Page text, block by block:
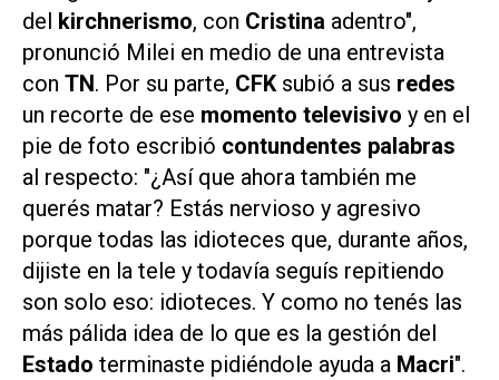
del kirchnerismo, con Cristina adentro",
pronunció Milei en medio de una entrevista
con TN. Por su parte, CFK subió a sus redes
un recorte de ese momento televisivo y en el
pie de foto escribió contundentes palabras
al respecto: "¿Así que ahora también me
querés matar? Estás nervioso y agresivo
porque todas las idioteces que, durante años,
dijiste en la tele y todavía seguís repitiendo
son solo eso: idioteces. Y como no tenés las
más pálida idea de lo que es la gestión del
Estado terminaste pidiéndole ayuda a Macri".